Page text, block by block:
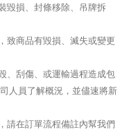
毀損、封條移除、吊牌拆
致商品有毀損、滅失或變更
、刮傷、或運輸過程造成包
人員了解概況，並儘速將新
請在訂單流程備註內幫我們